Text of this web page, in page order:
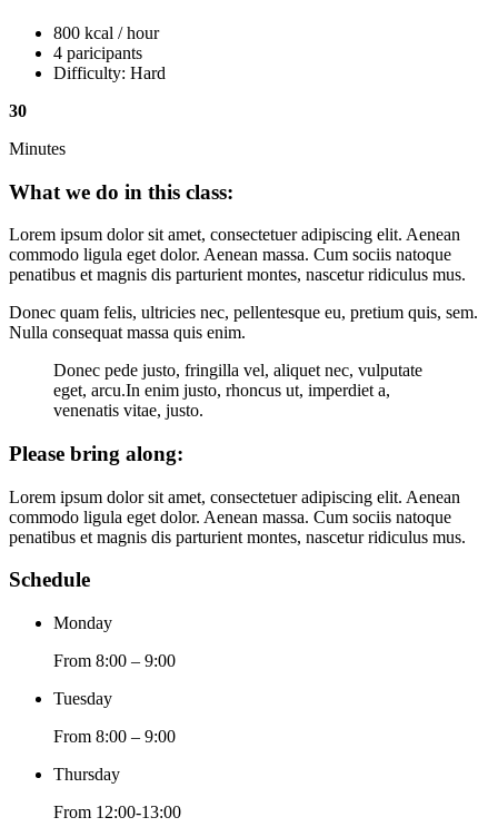
800 kcal / hour
4 paricipants
Difficulty: Hard
30
Minutes
What we do in this class:
Lorem ipsum dolor sit amet, consectetuer adipiscing elit. Aenean
commodo ligula eget dolor. Aenean massa. Cum sociis natoque
penatibus et magnis dis parturient montes, nascetur ridiculus mus.
Donec quam felis, ultricies nec, pellentesque eu, pretium quis, sem.
Nulla consequat massa quis enim.
Donec pede justo, fringilla vel, aliquet nec, vulputate
eget, arcu.In enim justo, rhoncus ut, imperdiet a,
venenatis vitae, justo.
Please bring along:
Lorem ipsum dolor sit amet, consectetuer adipiscing elit. Aenean
commodo ligula eget dolor. Aenean massa. Cum sociis natoque
penatibus et magnis dis parturient montes, nascetur ridiculus mus.
Schedule
Monday
From 8:00 – 9:00
Tuesday
From 8:00 – 9:00
Thursday
From 12:00-13:00